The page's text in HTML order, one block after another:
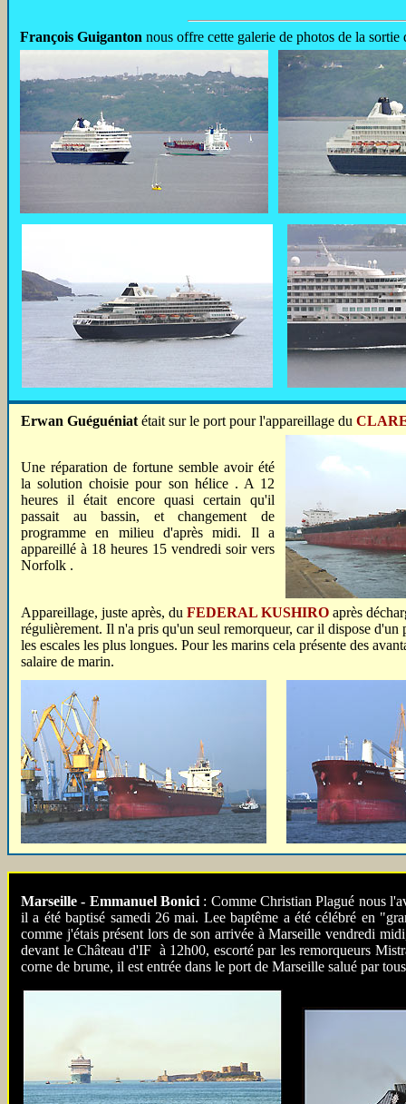
François Guiganton nous offre cette galerie de photos de la sortie
Erwan Guéguéniat était sur le port pour l'appareillage du
Une réparation de fortune semble avoir été
la solution choisie pour son hélice . A 12
heures il était encore quasi certain qu'il
passait au bassin, et changement de
programme en milieu d'après midi. Il a
appareillé à 18 heures 15 vendredi soir vers
Norfolk .
Appareillage, juste après, du FEDERAL KUSHIRO après
régulièrement. Il n'a pris qu'un seul remorqueur, car il dispose
les escales les plus longues. Pour les marins cela présente des
salaire de marin.
Marseille - Emmanuel Bonici : Comme Christian Plagué nous
il a été baptisé samedi 26 mai. Lee baptême a été célébré en
comme j'étais présent lors de son arrivée à Marseille vendredi
devant le Château d'IF à 12h00, escorté par les remorqueurs
corne de brume, il est entrée dans le port de Marseille salué par